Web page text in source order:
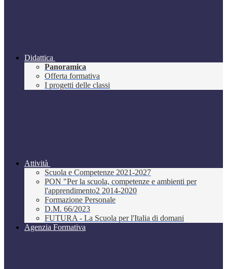
Didattica
Panoramica
Offerta formativa
I progetti delle classi
Attività
Scuola e Competenze 2021-2027
PON "Per la scuola, competenze e ambienti per
l'apprendimento2 2014-2020
Formazione Personale
D.M. 66/2023
FUTURA - La Scuola per l'Italia di domani
Agenzia Formativa